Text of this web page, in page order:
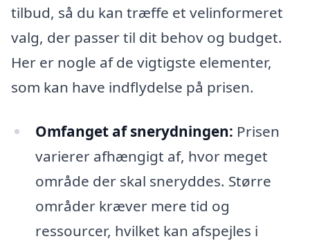
tilbud, så du kan træffe et velinformeret
valg, der passer til dit behov og budget.
Her er nogle af de vigtigste elementer,
som kan have indflydelse på prisen.
Omfanget af snerydningen: Prisen
varierer afhængigt af, hvor meget
område der skal sneryddes. Større
områder kræver mere tid og
ressourcer, hvilket kan afspejles i